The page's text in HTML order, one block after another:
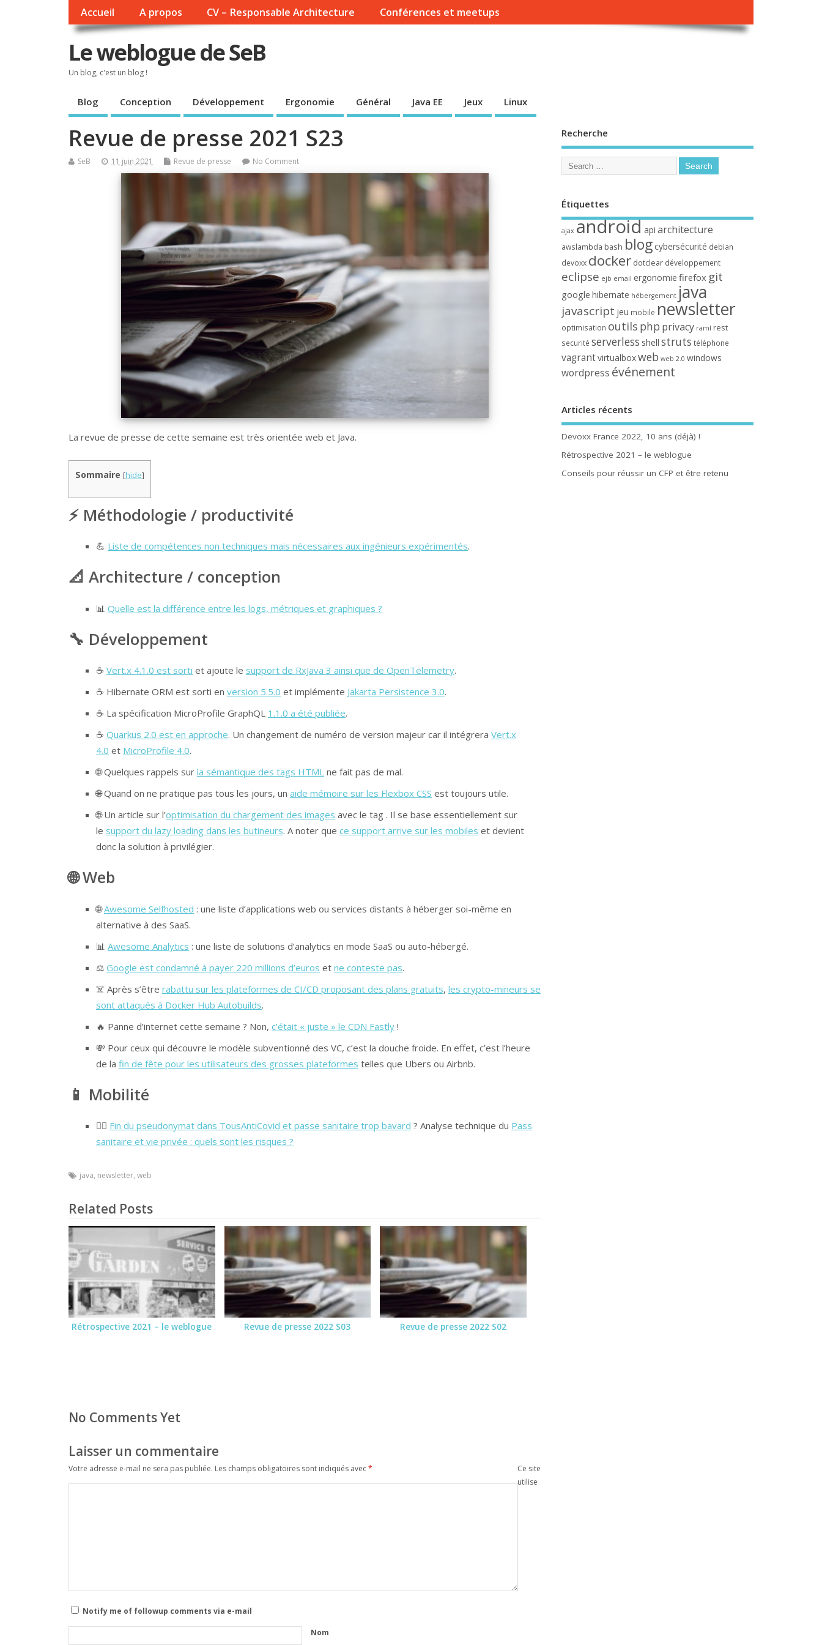
Accueil A propos CV – Responsable Architecture Conférences et meetups
Le weblogue de SeB
Un blog, c'est un blog !
Blog Conception Développement Ergonomie Général Java EE Jeux Linux
Revue de presse 2021 S23
SeB 11 juin 2021 Revue de presse No Comment
La revue de presse de cette semaine est très orientée web et Java.
Sommaire [hide]
⚡ Méthodologie / productivité
💪 Liste de compétences non techniques mais nécessaires aux ingénieurs expérimentés.
📐 Architecture / conception
📊 Quelle est la différence entre les logs, métriques et graphiques ?
🔧 Développement
☕ Vert.x 4.1.0 est sorti et ajoute le support de RxJava 3 ainsi que de OpenTelemetry.
☕ Hibernate ORM est sorti en version 5.5.0 et implémente Jakarta Persistence 3.0.
☕ La spécification MicroProfile GraphQL 1.1.0 a été publiée.
☕ Quarkus 2.0 est en approche. Un changement de numéro de version majeur car il intégrera Vert.x
4.0 et MicroProfile 4.0.
🌐 Quelques rappels sur la sémantique des tags HTML ne fait pas de mal.
🌐 Quand on ne pratique pas tous les jours, un aide mémoire sur les Flexbox CSS est toujours utile.
🌐 Un article sur l’optimisation du chargement des images avec le tag . Il se base essentiellement sur
le support du lazy loading dans les butineurs. A noter que ce support arrive sur les mobiles et devient
donc la solution à privilégier.
🌐 Web
🌐Awesome Selfhosted : une liste d’applications web ou services distants à héberger soi-même en
alternative à des SaaS.
📊 Awesome Analytics : une liste de solutions d’analytics en mode SaaS ou auto-hébergé.
⚖️ Google est condamné à payer 220 millions d’euros et ne conteste pas.
☠️ Après s’être rabattu sur les plateformes de CI/CD proposant des plans gratuits, les crypto-mineurs se
sont attaqués à Docker Hub Autobuilds.
🔥 Panne d’internet cette semaine ? Non, c’était « juste » le CDN Fastly !
💸 Pour ceux qui découvre le modèle subventionné des VC, c’est la douche froide. En effet, c’est l’heure
de la fin de fête pour les utilisateurs des grosses plateformes telles que Ubers ou Airbnb.
📱 Mobilité
🕵️‍♂️ Fin du pseudonymat dans TousAntiCovid et passe sanitaire trop bavard ? Analyse technique du Pass
sanitaire et vie privée : quels sont les risques ?
java, newsletter, web
Related Posts
Rétrospective 2021 – le weblogue Revue de presse 2022 S03 Revue de presse 2022 S02
No Comments Yet
Laisser un commentaire
Votre adresse e-mail ne sera pas publiée. Les champs obligatoires sont indiqués avec*
Notify me of followup comments via e-mail
Nom
Ce site
utilise
Recherche
Étiquettes
ajax androidapi architecture
awslambda bash blog cybersécurité debian
devoxx docker dotclear développement
eclipse ejb email ergonomie firefox git
google hibernate hébergement java
javascript jeu mobile newsletter
optimisation outils php privacy raml rest
securité serverless shell struts téléphone
vagrantvirtualboxweb web 2.0 windows
wordpress événement
Articles récents
Devoxx France 2022, 10 ans (déjà) !
Rétrospective 2021 – le weblogue
Conseils pour réussir un CFP et être retenu